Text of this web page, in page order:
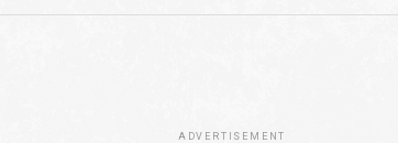
ADVERTISEMENT